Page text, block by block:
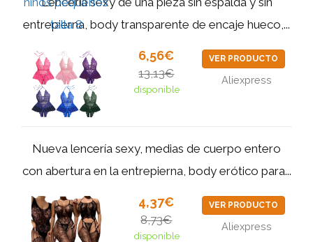
entrepierna, body transparente de encaje hueco,...
6,56€
13,13€
disponible
VER PRODUCTO
Aliexpress
Nueva lencería sexy, medias de cuerpo entero
con abertura en la entrepierna, body erótico para...
4,37€
8,73€
disponible
VER PRODUCTO
Aliexpress